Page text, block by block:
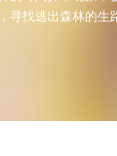
找逃出森林的生